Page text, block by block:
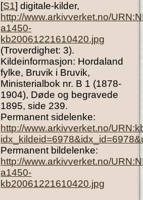
[S1] digitale-kilder,
http://www.arkivverket.no/
a1450-
kb20061221610420.jpg
(Troverdighet: 3).
Kildeinformasjon: Hordaland
fylke, Bruvik i Bruvik,
Ministerialbok nr. B 1 (1878-
1904), Døde og begravede
1895, side 239.
Permanent sidelenke:
http://www.arkivverket.no/
Permanent bildelenke:
http://www.arkivverket.no/
a1450-
kb20061221610420.jpg